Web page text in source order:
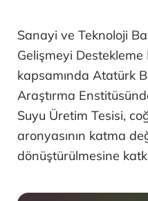
Sanayi ve Teknoloji
Gelişmeyi Destekleme
kapsamında Atatürk
Araştırma
Suyu Üretim Tesisi,
aronyasının katma
dönüştürülmesine